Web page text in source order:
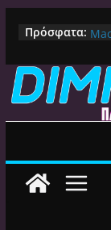
περιεχόμενο
Πρόσφατα:
Ο